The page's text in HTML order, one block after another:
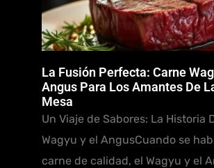
La Fusión Perfecta: Carne
Angus Para Los Amantes De
Mesa
Un Viaje de Sabores: La Historia
Wagyu y el AngusCuando se
carne de calidad, el Wagyu y el